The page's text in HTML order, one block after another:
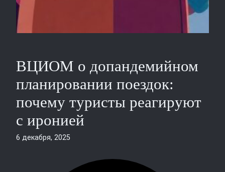
ВЦИОМ о допандемийном
планировании поездок:
почему туристы реагируют
с иронией
6 декабря, 2025